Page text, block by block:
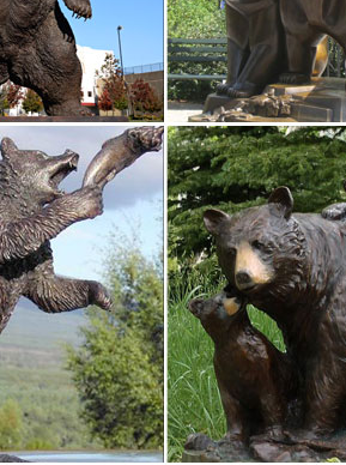
древней греции. Причины кризиса
Древней Греции. Обсуждение на…
Древней Греции. Пятница, 30 Июля
по своим мусульманским
ГРЕЦИИ И РИМА. «Скульптура»
греции и рима. Почему греческие
внимание на человеке, который стал